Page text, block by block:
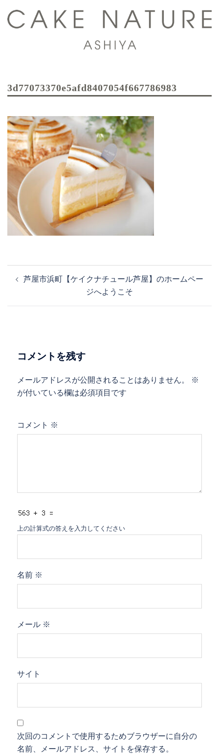
ル
ュ
ー
3d77073370e5afd8407054f667786983
稿
シ
ン
芦屋市浜町【ケイクナチュール芦屋】のホームペー
ジへようこそ
コメントを残す
メールアドレスが公開されることはありません。
※
が付いている欄は必須項目です
コメント ※
上の計算式の答えを入力してください
名前 ※
メール ※
サイト
次回のコメントで使用するためブラウザーに自分の
名前、メールアドレス、サイトを保存する。